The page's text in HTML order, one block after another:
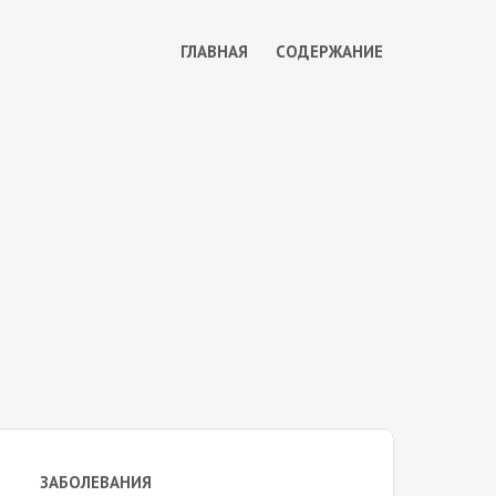
ГЛАВНАЯ СОДЕРЖАНИЕ
ЗАБОЛЕВАНИЯ